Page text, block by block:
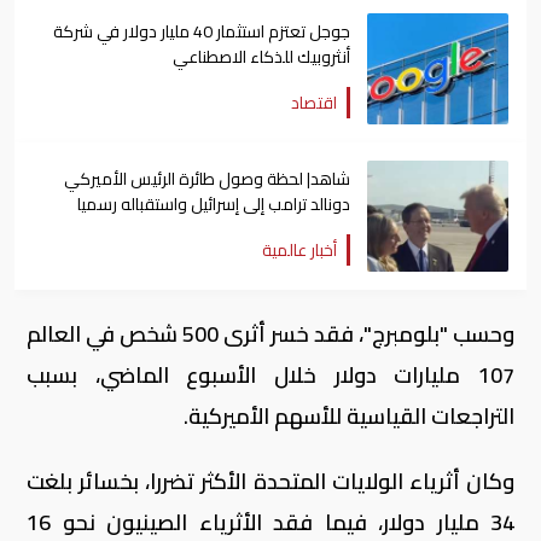
جوجل تعتزم استثمار 40 مليار دولار في شركة
أنثروبيك للذكاء الاصطناعي
اقتصاد
شاهد| لحظة وصول طائرة الرئيس الأميركي
دونالد ترامب إلى إسرائيل واستقباله رسميا
أخبار عالمية
وحسب "بلومبرج"، فقد خسر أثرى 500 شخص في العالم
107 مليارات دولار خلال الأسبوع الماضي، بسبب
التراجعات القياسية للأسهم الأميركية.
وكان أثرياء الولايات المتحدة الأكثر تضررا، بخسائر بلغت
34 مليار دولار، فيما فقد الأثرياء الصينيون نحو 16